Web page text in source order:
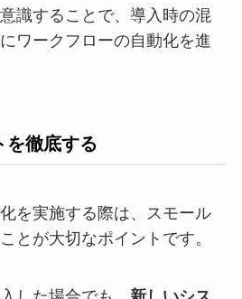
識することで、導入時の混
ワークフローの自動化を進
を徹底する
を実施する際は、スモール
とが大切なポイントです。